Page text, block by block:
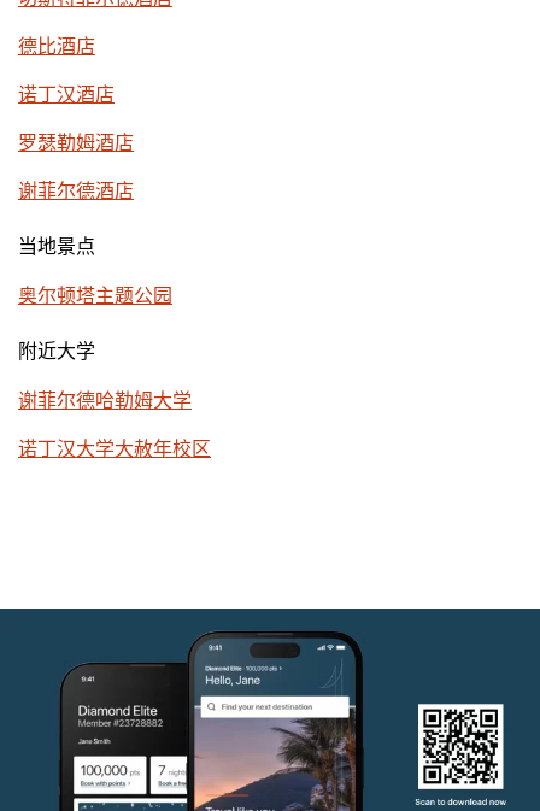
德比酒店
诺丁汉酒店
罗瑟勒姆酒店
谢菲尔德酒店
当地景点
奥尔顿塔主题公园
附近大学
谢菲尔德哈勒姆大学
诺丁汉大学大赦年校区